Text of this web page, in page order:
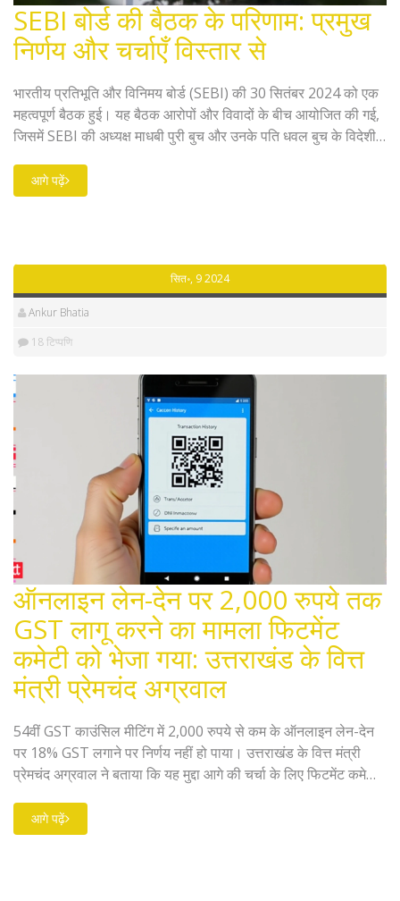
SEBI बोर्ड की बैठक के परिणाम: प्रमुख
निर्णय और चर्चाएँ विस्तार से
भारतीय प्रतिभूति और विनिमय बोर्ड (SEBI) की 30 सितंबर 2024 को एक
महत्वपूर्ण बैठक हुई। यह बैठक आरोपों और विवादों के बीच आयोजित की गई,
जिसमें SEBI की अध्यक्ष माधबी पुरी बुच और उनके पति धवल बुच के विदेशी
ट्रेडिंग के लिए तंग नियम, नए एसेट क्लास और म्यूचुअल फंड लाइट रेगुलेशंस
पर चर्चा की गई।
आगे पढ़ें
सित॰, 9 2024
Ankur Bhatia
18 टिप्पणि
ऑनलाइन लेन-देन पर 2,000 रुपये तक
GST लागू करने का मामला फिटमेंट
कमेटी को भेजा गया: उत्तराखंड के वित्त
मंत्री प्रेमचंद अग्रवाल
54वीं GST काउंसिल मीटिंग में 2,000 रुपये से कम के ऑनलाइन लेन-देन
पर 18% GST लगाने पर निर्णय नहीं हो पाया। उत्तराखंड के वित्त मंत्री
प्रेमचंद अग्रवाल ने बताया कि यह मुद्दा आगे की चर्चा के लिए फिटमेंट कमेटी
आगे पढ़ें